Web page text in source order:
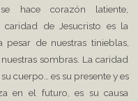
hace corazón latiente,
de Jesucristo es la
de nuestras tinieblas,
sombras. La caridad
cuerpo… es su presente y es
en el futuro, es su causa